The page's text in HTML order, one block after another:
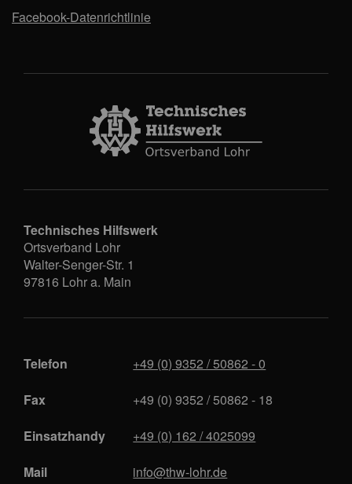
Facebook-Datenrichtlinie
Technisches Hilfswerk
Ortsverband Lohr
Walter-Senger-Str. 1
97816 Lohr a. Main
Telefon
+49 (0) 9352 / 50862 - 0
Fax
+49 (0) 9352 / 50862 - 18
Einsatzhandy
+49 (0) 162 / 4025099
Mail
info@thw-lohr.de